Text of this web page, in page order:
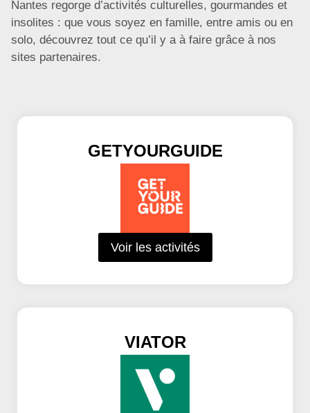
Nantes regorge d’activités culturelles, gourmandes et
insolites : que vous soyez en famille, entre amis ou en
solo, découvrez tout ce qu’il y a à faire grâce à nos
sites partenaires.
GETYOURGUIDE
Voir les activités
VIATOR